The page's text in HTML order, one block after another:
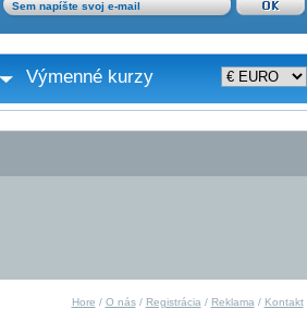
Výmenné kurzy
Hore / O nás/ Registrácia / Reklama / Kontakt